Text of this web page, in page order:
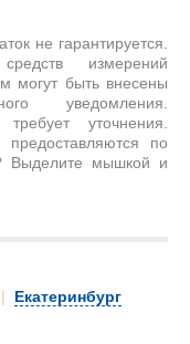
не гарантируется.
измерений
могут быть внесены
уведомления.
уточнения.
предоставляются по
Выделите мышкой и
| Екатеринбург